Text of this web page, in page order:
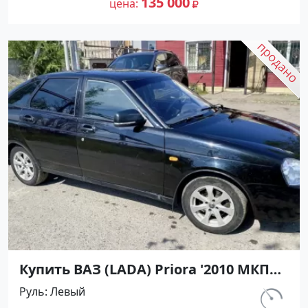
цена
Купить ВАЗ (LADA) Priora '2010 МКПП
(1598/98 л.с.) Бензин инжектор
Каневская цвет черный Хетчбэк по
Руль Левый